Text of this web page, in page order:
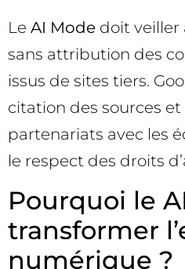
Le AI Mode doit veiller
sans attribution des
issus de sites tiers.
citation des sources
partenariats avec les
le respect des droits
Pourquoi le
transformer
numérique ?